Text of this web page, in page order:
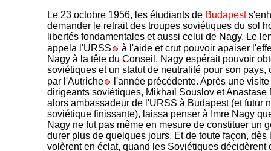
Le 23 octobre 1956, les étudiants de Budapest
demander le retrait des troupes soviétiques du sol
libertés fondamentales et aussi celui de Nagy. Le
appela l'URSS
à l'aide et crut pouvoir apaiser
Nagy à la tête du Conseil. Nagy espérait pouvoir
soviétiques et un statut de neutralité pour son
par l'Autriche
l'année précédente. Après une
dirigeants soviétiques, Mikhaïl Souslov et Anastase
alors ambassadeur de l'URSS à Budapest (et futur
soviétique finissante), laissa penser à Imre Nagy
Nagy ne fut pas même en mesure de constituer un
durer plus de quelques jours. Et de toute façon,
volèrent en éclat, quand les Soviétiques décidèrent